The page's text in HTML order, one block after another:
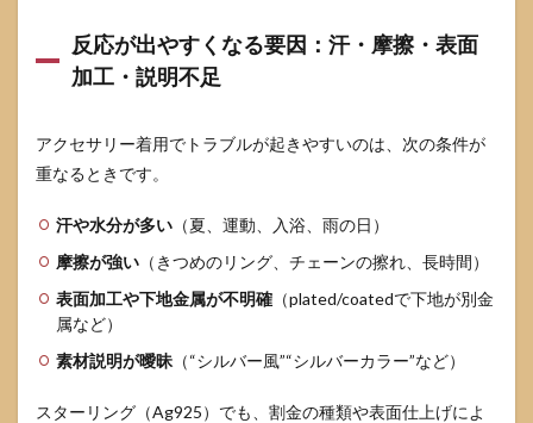
反応が出やすくなる要因：汗・摩擦・表面
加工・説明不足
アクセサリー着用でトラブルが起きやすいのは、次の条件が
重なるときです。
汗や水分が多い （夏、運動、入浴、雨の日）
摩擦が強い （きつめのリング、チェーンの擦れ、長時間）
表面加工や下地金属が不明確 （plated/coatedで下地が別金
属など）
素材説明が曖昧 （“シルバー風”“シルバーカラー”など）
スターリング（Ag925）でも、割金の種類や表面仕上げによ